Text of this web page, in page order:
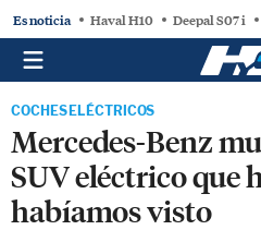
Es noticia Haval H10 Deepal S07 i
COCHES ELÉCTRICOS
Mercedes-Benz
SUV eléctrico que
habíamos visto